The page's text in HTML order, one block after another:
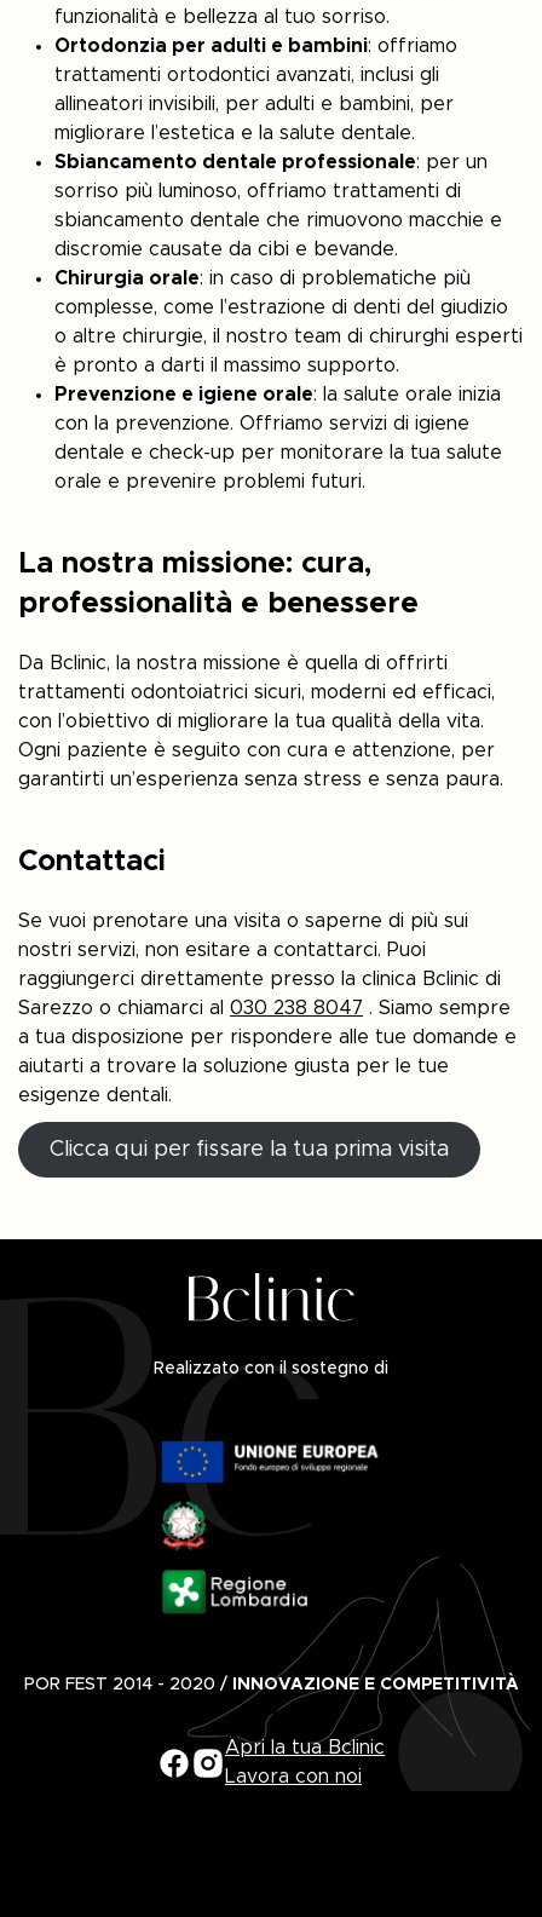
funzionalità e bellezza al tuo sorriso.
Ortodonzia per adulti e bambini: offriamo
trattamenti ortodontici avanzati, inclusi gli
allineatori invisibili, per adulti e bambini, per
migliorare l’estetica e la salute dentale.
Sbiancamento dentale professionale: per un
sorriso più luminoso, offriamo trattamenti di
sbiancamento dentale che rimuovono macchie e
discromie causate da cibi e bevande.
Chirurgia orale: in caso di problematiche più
complesse, come l’estrazione di denti del giudizio
o altre chirurgie, il nostro team di chirurghi esperti
è pronto a darti il massimo supporto.
Prevenzione e igiene orale: la salute orale inizia
con la prevenzione. Offriamo servizi di igiene
dentale e check-up per monitorare la tua salute
orale e prevenire problemi futuri.
La nostra missione: cura,
professionalità e benessere
Da Bclinic, la nostra missione è quella di offrirti
trattamenti odontoiatrici sicuri, moderni ed efficaci,
con l’obiettivo di migliorare la tua qualità della vita.
Ogni paziente è seguito con cura e attenzione, per
garantirti un’esperienza senza stress e senza paura.
Contattaci
Se vuoi prenotare una visita o saperne di più sui
nostri servizi, non esitare a contattarci. Puoi
raggiungerci direttamente presso la clinica Bclinic di
Sarezzo o chiamarci al 030 238 8047 . Siamo sempre
a tua disposizione per rispondere alle tue domande e
aiutarti a trovare la soluzione giusta per le tue
esigenze dentali.
Clicca qui per fissare la tua prima visita
Realizzato con il sostegno di
POR FEST 2014 - 2020 / INNOVAZIONE E COMPETITIVITÀ
Apri la tua Bclinic
Lavora con noi